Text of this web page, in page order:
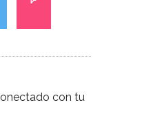
con tu